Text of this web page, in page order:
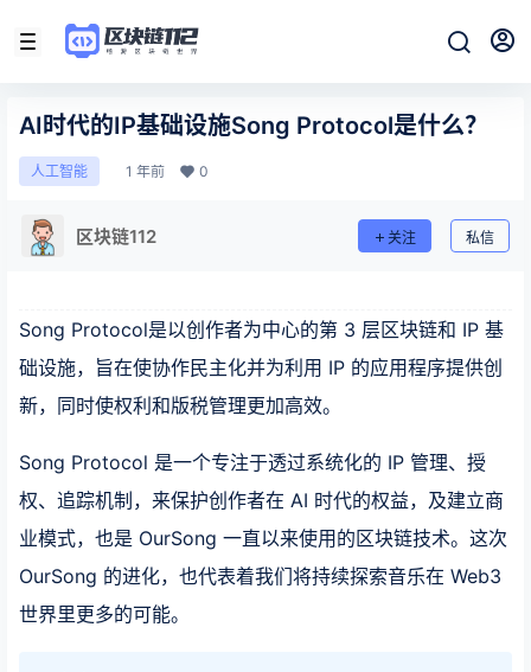
AI时代的IP基础设施Song Protocol是什么？
人工智能 1 年前 0
区块链112 关注 私信
Song Protocol是以创作者为中心的第 3 层区块链和 IP 基
础设施，旨在使协作民主化并为利用 IP 的应用程序提供创
新，同时使权利和版税管理更加高效。
Song Protocol 是一个专注于透过系统化的 IP 管理、授
权、追踪机制，来保护创作者在 AI 时代的权益，及建立商
业模式，也是 OurSong 一直以来使用的区块链技术。这次
OurSong 的进化，也代表着我们将持续探索音乐在 Web3
世界里更多的可能。